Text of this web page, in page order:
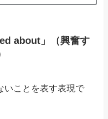
about」（興奮す
いことを表す表現で